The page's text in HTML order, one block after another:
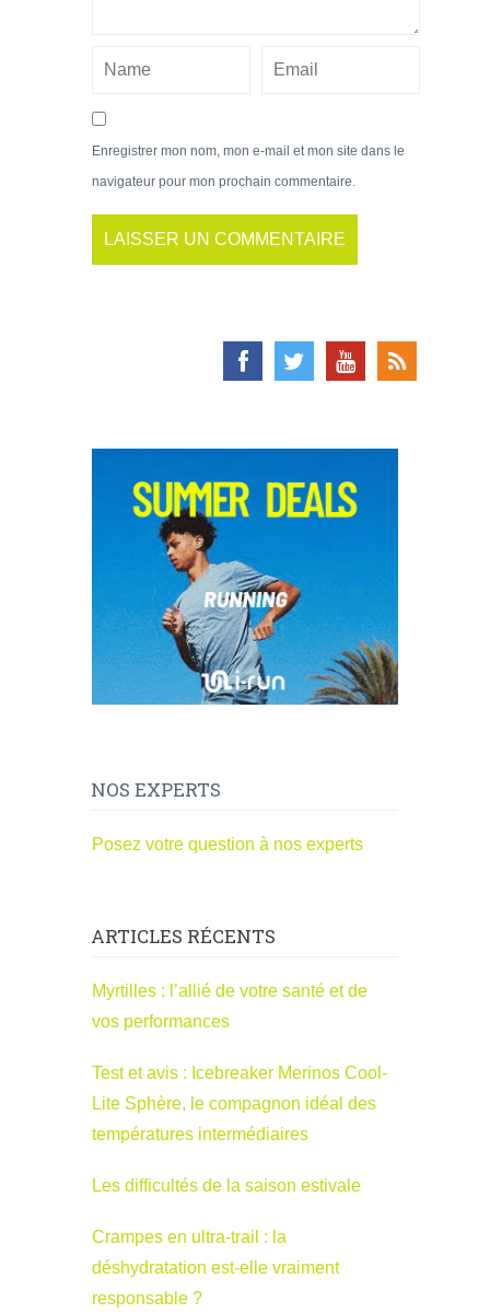
Enregistrer mon nom, mon e-mail et mon site dans le
navigateur pour mon prochain commentaire.
NOS EXPERTS
Posez votre question à nos experts
ARTICLES RÉCENTS
Myrtilles : l’allié de votre santé et de
vos performances
Test et avis : Icebreaker Merinos Cool-
Lite Sphère, le compagnon idéal des
températures intermédiaires
Les difficultés de la saison estivale
Crampes en ultra-trail : la
déshydratation est-elle vraiment
responsable ?